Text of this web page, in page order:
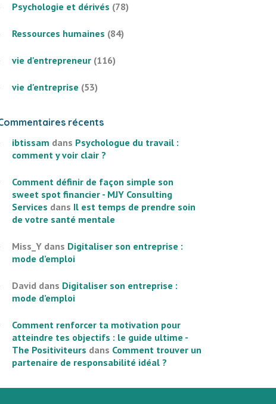
Psychologie et dérivés (78)
Ressources humaines (84)
vie d'entrepreneur (116)
vie d'entreprise (53)
récents
ibtissam dans Psychologue du travail :
comment y voir clair ?
Comment définir de façon simple son
sweet spot financier - MJY Consulting
Services dans Il est temps de prendre soin
de votre santé mentale
Miss_Y dans Digitaliser son entreprise :
mode d’emploi
David dans Digitaliser son entreprise :
mode d’emploi
Comment renforcer ta motivation pour
atteindre tes objectifs : le guide ultime -
The Positiviteurs dans Comment trouver un
partenaire de responsabilité idéal ?